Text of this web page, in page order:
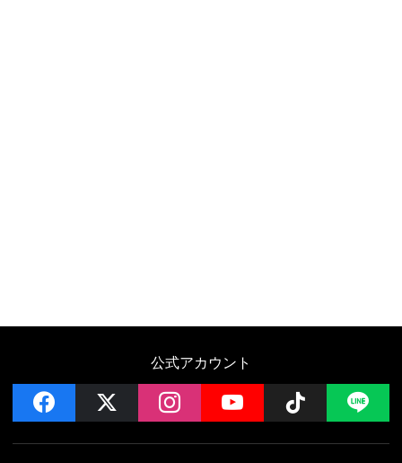
公式アカウント
facebook instagramYouTube Follow